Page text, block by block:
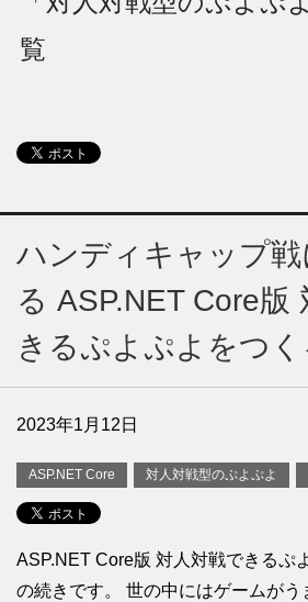
覧
ハンディキャップ
る ASP.NET Core版
きるぷよぷよをつく
2023年1月12日
ASP.NET Core 対人対戦型のぷよぷよ
ASP.NET Core版 対人対戦できるぷ
の続きです。 世の中にはゲームが